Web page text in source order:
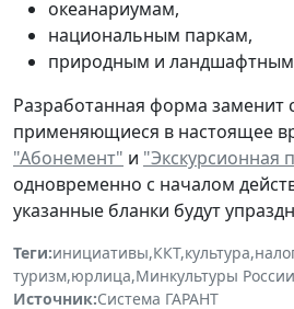
океанариумам,
национальным паркам,
природным и
Разработанная форма заменит
применяющиеся в настоящее
"Абонемент" и "Экскурсионная
одновременно с началом
указанные бланки будут
Теги:инициативы,ККТ,культура,
туризм,юрлица,Минкультуры России
Источник:Система ГАРАНТ